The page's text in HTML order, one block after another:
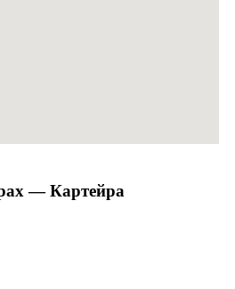
— Картейра